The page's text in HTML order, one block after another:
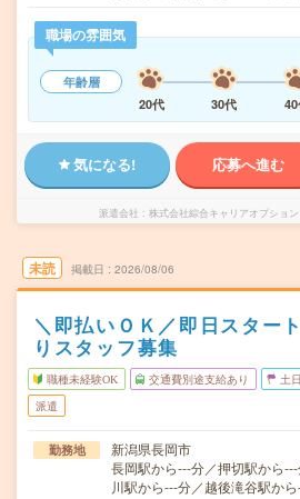
職場の雰囲気
年齢層
20代
30代
気になる! 応募へ進む
派遣会社 株式会社綜合キャリアオプショ
未読 掲載日 2026/08/06
＼即払いＯＫ／即日スター
りスタッフ募集
職種未経験OK 交通費別途支給あり 土
派遣
勤務地
新潟県長岡市
長岡駅から---分／押切駅から
川駅から---分／越後滝谷駅か